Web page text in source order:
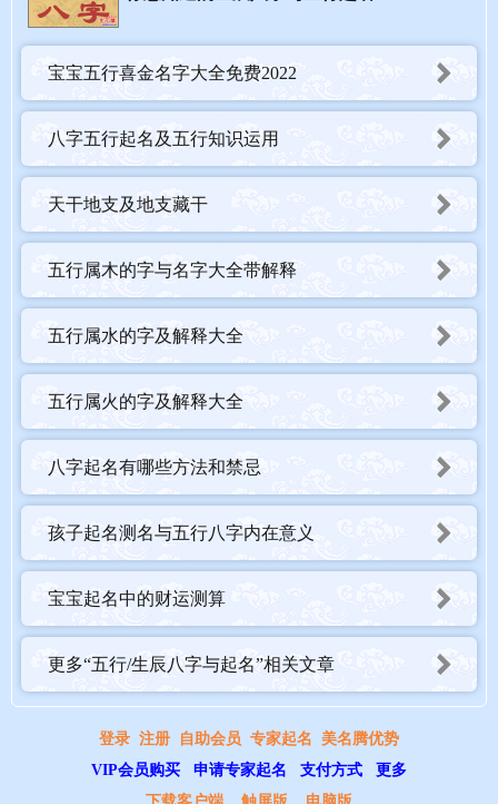
宝宝五行喜金名字大全免费2022
八字五行起名及五行知识运用
天干地支及地支藏干
五行属木的字与名字大全带解释
五行属水的字及解释大全
五行属火的字及解释大全
八字起名有哪些方法和禁忌
孩子起名测名与五行八字内在意义
宝宝起名中的财运测算
更多“五行/生辰八字与起名”相关文章
登录 注册 自助会员 专家起名 美名腾优势
VIP会员购买
申请专家起名 支付方式
更多